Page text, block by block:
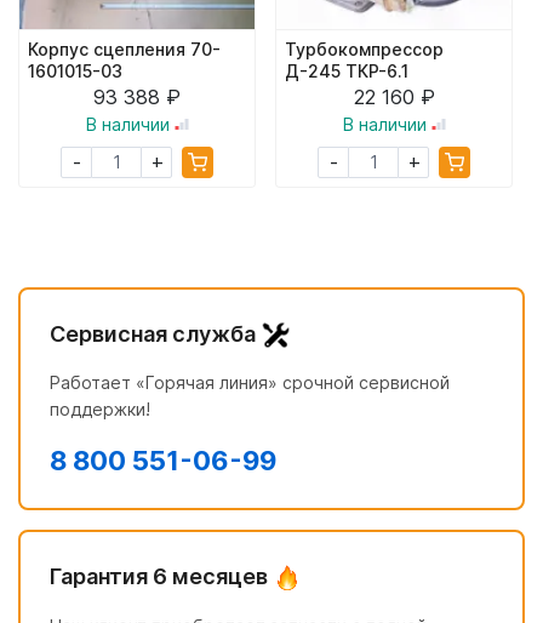
Корпус сцепления 70-
1601015-03
93 388 ₽
В наличии
- +
Турбокомпрессор
Д-245 ТКР-6.1
22 160 ₽
В наличии
- +
Сервисная служба
Работает «Горячая линия» срочной сервисной
поддержки!
8 800 551-06-99
Гарантия 6 месяцев